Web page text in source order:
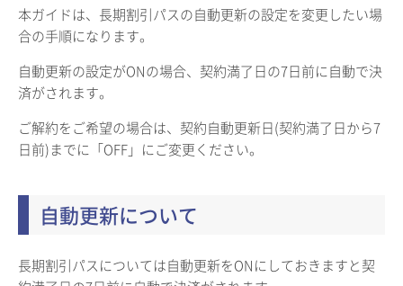
本ガイドは、長期割引パスの自動更新の設定を変更したい場
合の手順になります。
自動更新の設定がONの場合、契約満了日の7日前に自動で決
済がされます。
ご解約をご希望の場合は、契約自動更新日(契約満了日から7
日前)までに「OFF」にご変更ください。
自動更新について
長期割引パスについては自動更新をONにしておきますと契